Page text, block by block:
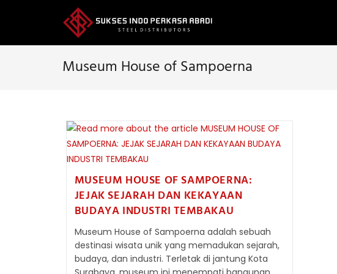
Museum House of Sampoerna
MUSEUM HOUSE OF SAMPOERNA:
JEJAK SEJARAH DAN KEKAYAAN
BUDAYA INDUSTRI TEMBAKAU
Museum House of Sampoerna adalah sebuah
destinasi wisata unik yang memadukan sejarah,
budaya, dan industri. Terletak di jantung Kota